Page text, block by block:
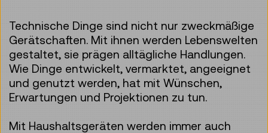
Technische Dinge sind nicht nur zweckmäßige
Gerätschaften. Mit ihnen werden Lebenswelten
gestaltet, sie prägen alltägliche Handlungen.
Wie Dinge entwickelt, vermarktet, angeeignet
und genutzt werden, hat mit Wünschen,
Erwartungen und Projektionen zu tun.
Mit Haushaltsgeräten werden immer auch